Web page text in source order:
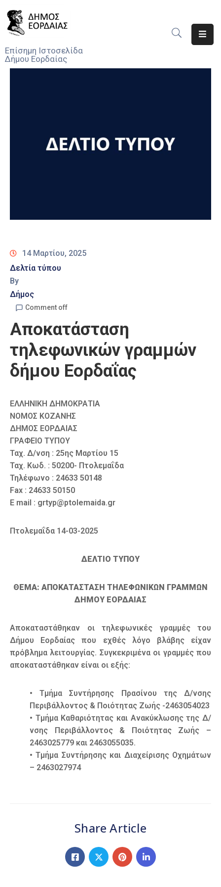
Επίσημη Ιστοσελίδα
Δήμου Εορδαίας
Ο
14 Μαρτίου, 2025
Δελτία τύπου
By
Δήμος
Comment off
Αποκατάσταση
τηλεφωνικών γραμμών
δήμου Εορδαΐας
ΕΛΛΗΝΙΚΗ ΔΗΜΟΚΡΑΤΙΑ
ΝΟΜΟΣ ΚΟΖΑΝΗΣ
ΔΗΜΟΣ ΕΟΡΔΑΙΑΣ
ΓΡΑΦΕΙΟ ΤΥΠΟΥ
Ταχ. Δ/νση : 25ης Μαρτίου 15
Ταχ. Κωδ. : 50200- Πτολεμαΐδα
Τηλέφωνο : 24633 50148
Fax : 24633 50150
E mail : grtyp@ptolemaida.gr
Πτολεμαΐδα 14-03-2025
ΔΕΛΤΙΟ ΤΥΠΟΥ
ΘΕΜΑ: ΑΠΟΚΑΤΑΣΤΑΣΗ ΤΗΛΕΦΩΝΙΚΩΝ ΓΡΑΜΜΩΝ
ΔΗΜΟΥ ΕΟΡΔΑΙΑΣ
Αποκαταστάθηκαν οι τηλεφωνικές γραμμές του
Δήμου Εορδαίας που εχθές λόγο βλάβης είχαν
πρόβλημα λειτουργίας. Συγκεκριμένα οι γραμμές που
αποκαταστάθηκαν είναι οι εξής:
• Τμήμα Συντήρησης Πρασίνου της Δ/νσης
Περιβάλλοντος & Ποιότητας Ζωής -2463054023
• Τμήμα Καθαριότητας και Ανακύκλωσης της Δ/
νσης Περιβάλλοντος & Ποιότητας Ζωής –
2463025779 και 2463055035.
• Τμήμα Συντήρησης και Διαχείρισης Οχημάτων
– 2463027974
Share Article